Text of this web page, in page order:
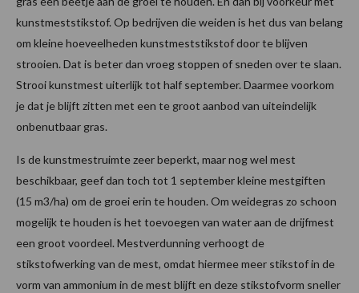
kunstmeststikstof. Op bedrijven die weiden is het dus van belang
om kleine hoeveelheden kunstmeststikstof door te blijven
strooien. Dat is beter dan vroeg stoppen of sneden over te slaan.
Strooi kunstmest uiterlijk tot half september. Daarmee voorkom
je dat je blijft zitten met een te groot aanbod van uiteindelijk
onbenutbaar gras.
Is de kunstmestruimte zeer beperkt, maar nog wel mest
beschikbaar, geef dan toch tot 1 september kleine mestgiften
(15 m3/ha) om de groei erin te houden. Om weidegras zo schoon
mogelijk te houden is het toevoegen van water aan de drijfmest
een groot voordeel. Mestverdunning verhoogt de
stikstofwerking van de mest, omdat hiermee meer stikstof in de
vorm van ammonium in de mest blijft en deze stikstofvorm sneller